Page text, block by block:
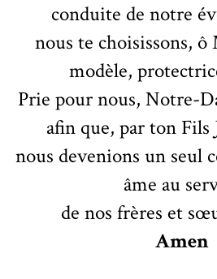
conduite de notre
nous te choisissons,
modèle,
Prie pour nous, Notre-
afin que, par ton Fils
nous devenions un seul
âme au
de nos frères et
Amen